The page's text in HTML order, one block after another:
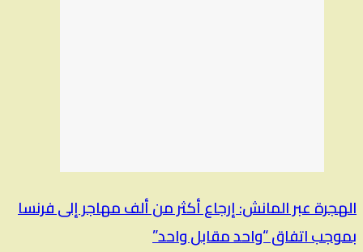
الهجرة عبر المانش: إرجاع أكثر من ألف مهاجر إلى فرنسا
بموجب اتفاق “واحد مقابل واحد”